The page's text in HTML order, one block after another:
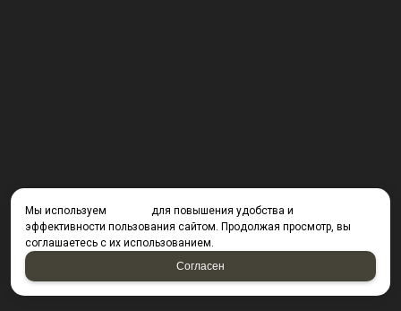
Мы используем
для повышения удобства и
эффективности пользования сайтом. Продолжая просмотр, вы
соглашаетесь с их использованием.
Согласен